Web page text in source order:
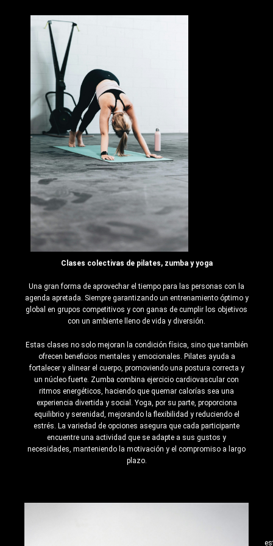
Clases colectivas de pilates, zumba y yoga
Una gran forma de aprovechar el tiempo para las personas con la
agenda apretada. Siempre garantizando un entrenamiento óptimo y
global en grupos competitivos y con ganas de cumplir los objetivos
con un ambiente lleno de vida y diversión.
Estas clases no solo mejoran la condición física, sino que también
ofrecen beneficios mentales y emocionales. Pilates ayuda a
fortalecer y alinear el cuerpo, promoviendo una postura correcta y
un núcleo fuerte. Zumba combina ejercicio cardiovascular con
ritmos energéticos, haciendo que quemar calorías sea una
experiencia divertida y social. Yoga, por su parte, proporciona
equilibrio y serenidad, mejorando la flexibilidad y reduciendo el
estrés. La variedad de opciones asegura que cada participante
encuentre una actividad que se adapte a sus gustos y
necesidades, manteniendo la motivación y el compromiso a largo
plazo.